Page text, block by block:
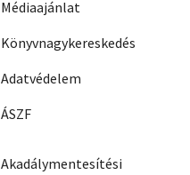
Médiaajánlat
Könyvnagykereskedés
Adatvédelem
ÁSZF
Akadálymentesítési